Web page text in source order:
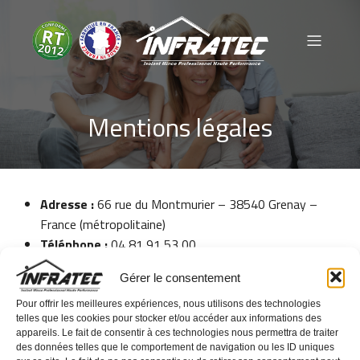
Gérer le consentement
Pour offrir les meilleures expériences, nous utilisons des technologies
telles que les cookies pour stocker et/ou accéder aux informations des
appareils. Le fait de consentir à ces technologies nous permettra de traiter
des données telles que le comportement de navigation ou les ID uniques
Mentions légales
Adresse :66 rue du Montmurier – 38540 Grenay –
France (métropolitaine)
Téléphone :04 81 91 53 00
Directeur de la publication :
Crédit photo :Pixabay.com
Hébergeur :OVH – 2 rue Kellermann – 59100 Roubaix –
France